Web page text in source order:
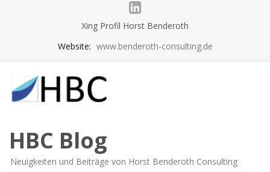
Xing Profil Horst Benderoth
Website: www.benderoth-consulting.de
HBC Blog
Neuigkeiten und Beiträge von Horst Benderoth Consulting